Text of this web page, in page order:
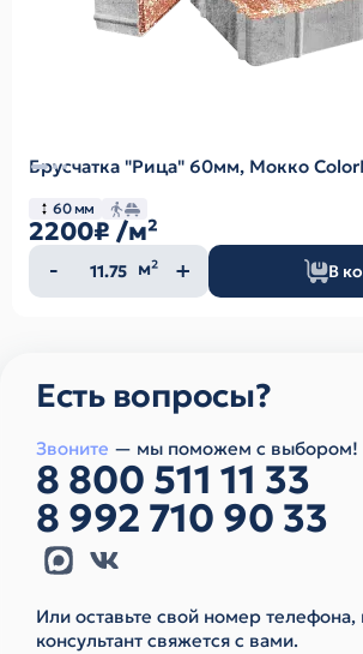
Брусчатка "Рица" 60мм, Мокко
60 мм
2200₽ /м²
Количество
товара
м² В
Есть вопросы?
Звоните — мы поможем с выбором!
8 800 511 11 33
8 992 710 90 33
Или оставьте свой номер
консультант свяжется с вами.